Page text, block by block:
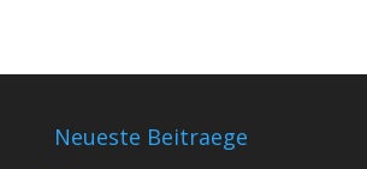
Neueste Beitraege